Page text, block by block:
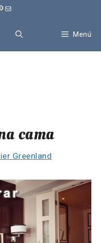
Correo electrónico
Menú
cama
Greenland